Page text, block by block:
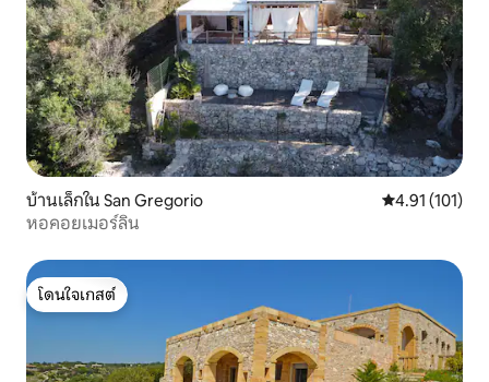
บ้านเล็กใน San Gregorio คะแนนเฉลี่ย
4.91 (101)
หอคอยเมอร์ลิน
โดนใจเกสต์
โดนใจเกสต์